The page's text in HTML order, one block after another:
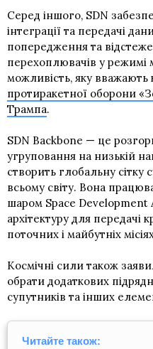
Серед іншого, SDN
інтеграції та передачі
попередження та
перехоплювачів у
можливість, яку
протиракетної оборони
Трампа.
SDN Backbone — це
угруповання на низькій
створить глобальну сітку
всьому світу. Вона
шаром Space
архітектуру для
поточних і майбутніх
Космічні сили також
обрати додаткових
супутників та інших
Читайте також: